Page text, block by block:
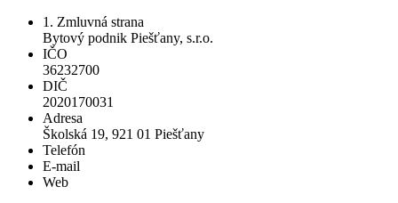
1. Zmluvná strana
Bytový podnik Piešťany, s.r.o.
IČO
36232700
DIČ
2020170031
Adresa
Školská 19, 921 01 Piešťany
Telefón
E-mail
Web